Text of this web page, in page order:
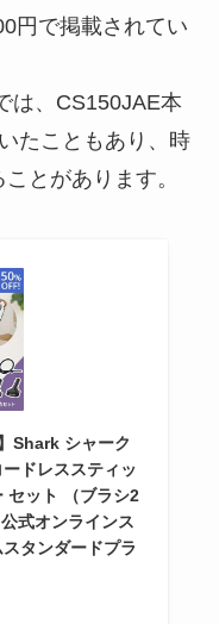
円で掲載されてい
は、CS150JAE本
たこともあり、時
とがあります。
Shark シャーク
ドレススティッ
セット （ブラシ2
式オンラインス
タンダードプラ